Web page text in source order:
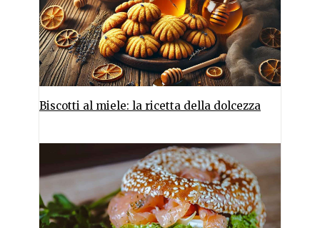
Biscotti al miele: la ricetta della dolcezza